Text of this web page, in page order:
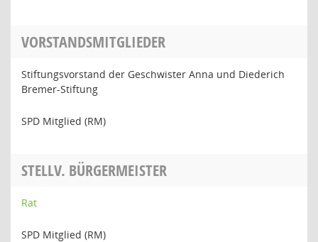
VORSTANDSMITGLIEDER
Stiftungsvorstand der Geschwister Anna und Diederich
Bremer-Stiftung
SPD Mitglied (RM)
STELLV. BÜRGERMEISTER
Rat
SPD Mitglied (RM)